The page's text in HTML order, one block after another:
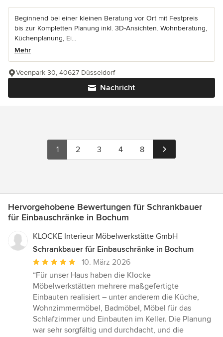
Beginnend bei einer kleinen Beratung vor Ort mit Festpreis
bis zur Kompletten Planung inkl. 3D-Ansichten. Wohnberatung,
Küchenplanung, Ei...
Mehr
Nachricht
Veenpark 30, 40627 Düsseldorf
1 2 3 4 8
Hervorgehobene Bewertungen für Schrankbauer
für Einbauschränke in Bochum
KLOCKE Interieur Möbelwerkstätte GmbH
Schrankbauer für Einbauschränke in Bochum
Durchschnittliche
Bewertung:
5
von
5
Sternen
10. März 2026
“Für unser Haus haben die Klocke
Möbelwerkstätten mehrere maßgefertigte
Einbauten realisiert – unter anderem die Küche,
Wohnzimmermöbel, Badmöbel, Möbel für das
Schlafzimmer und Einbauten im Keller. Die Planung
war sehr sorgfältig und durchdacht, und die